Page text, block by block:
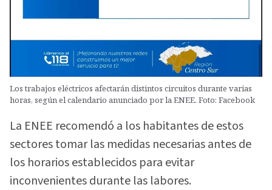
Los trabajos eléctricos afectarán distintos circuitos durante varias
horas, según el calendario anunciado por la ENEE. Foto: Facebook
La ENEE recomendó a los habitantes de estos
sectores tomar las medidas necesarias antes de
los horarios establecidos para evitar
inconvenientes durante las labores.